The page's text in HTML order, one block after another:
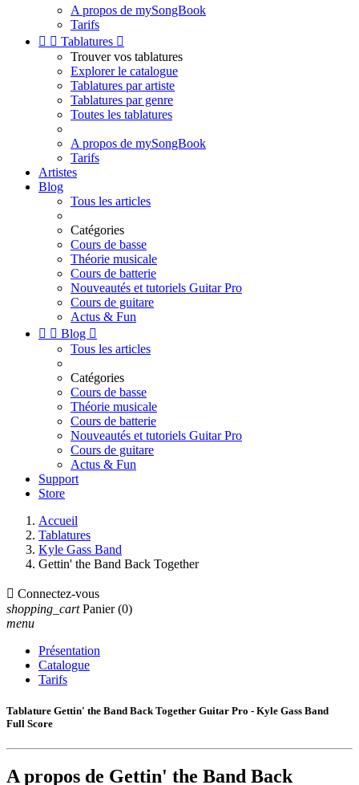
A propos de mySongBook
Tarifs
  Tablatures 
Trouver vos tablatures
Explorer le catalogue
Tablatures par artiste
Tablatures par genre
Toutes les tablatures
A propos de mySongBook
Tarifs
Artistes
Blog
Tous les articles
Catégories
Cours de basse
Théorie musicale
Cours de batterie
Nouveautés et tutoriels Guitar Pro
Cours de guitare
Actus & Fun
  Blog 
Tous les articles
Catégories
Cours de basse
Théorie musicale
Cours de batterie
Nouveautés et tutoriels Guitar Pro
Cours de guitare
Actus & Fun
Support
Store
Accueil
Tablatures
Kyle Gass Band
Gettin' the Band Back Together
 Connectez-vous
shopping_cart Panier (0)
menu
Présentation
Catalogue
Tarifs
Tablature Gettin' the Band Back Together Guitar Pro - Kyle Gass Band
Full Score
A propos de Gettin' the Band Back